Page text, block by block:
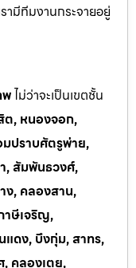
ามีทีมงานกระจายอยู่
พไม่ว่าจะเป็นเขตชั้น
ต, หนองจอก,
มปราบศัตรูพ่าย,
, สัมพันธวงศ์,
ง, คลองสาน,
าษีเจริญ,
ดง, บึงกุ่ม, สาทร,
, คลองเตย,